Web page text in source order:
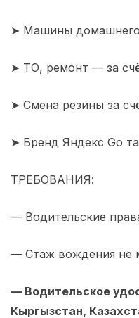
➤ Машины домашнего
➤ ТО, ремонт — за
➤ Смена резины за
➤ Бренд Яндекс Go
ТРЕБОВАНИЯ:
— Водительские
— Стаж вождения не
— Водительское
Кыргызстан,